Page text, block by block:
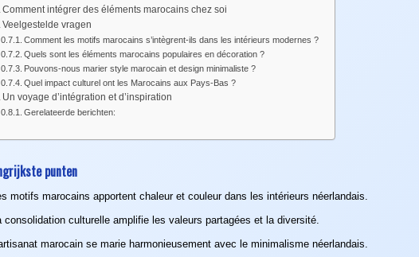
Comment intégrer des éléments marocains chez soi
Veelgestelde vragen
Comment les motifs marocains s’intègrent-ils dans les intérieurs modernes ?
Quels sont les éléments marocains populaires en décoration ?
Pouvons-nous marier style marocain et design minimaliste ?
Quel impact culturel ont les Marocains aux Pays-Bas ?
Un voyage d’intégration et d’inspiration
Gerelateerde berichten:
punten
motifs marocains apportent chaleur et couleur dans les intérieurs néerlandais.
consolidation culturelle amplifie les valeurs partagées et la diversité.
marocain se marie harmonieusement avec le minimalisme néerlandais.